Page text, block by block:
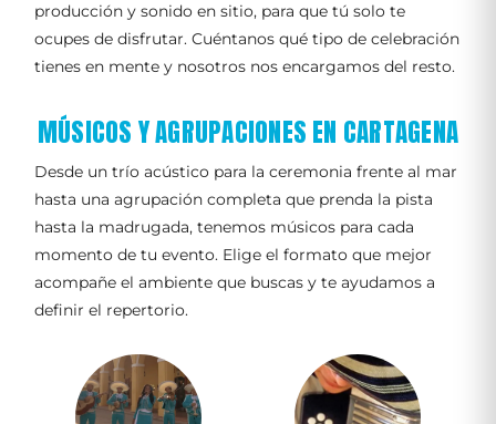
producción y sonido en sitio, para que tú solo te
ocupes de disfrutar. Cuéntanos qué tipo de celebración
tienes en mente y nosotros nos encargamos del resto.
MÚSICOS Y AGRUPACIONES EN CARTAGENA
Desde un trío acústico para la ceremonia frente al mar
hasta una agrupación completa que prenda la pista
hasta la madrugada, tenemos músicos para cada
momento de tu evento. Elige el formato que mejor
acompañe el ambiente que buscas y te ayudamos a
definir el repertorio.